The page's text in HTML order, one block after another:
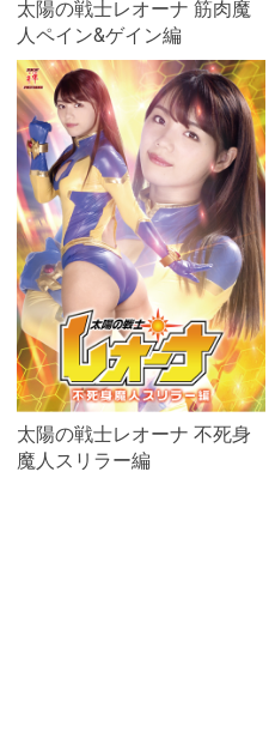
太陽の戦士レオーナ 筋肉魔
人ペイン&ゲイン編
太陽の戦士レオーナ 不死身
魔人スリラー編